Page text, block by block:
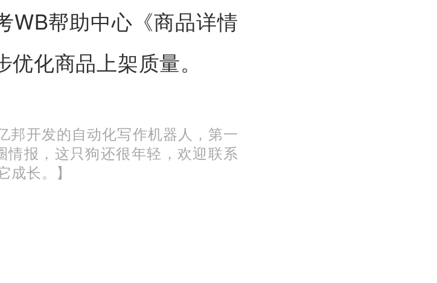
WB帮助中心《商品详情
化商品上架质量。
邦开发的自动化写作机器人，第一
情报，这只狗还很年轻，欢迎联系
长。】